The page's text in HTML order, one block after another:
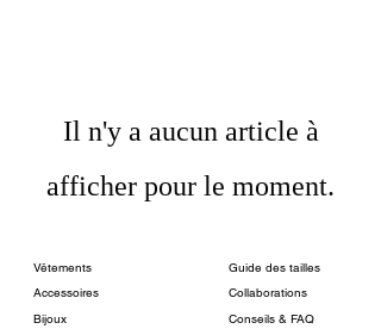
Il n'y a aucun article à
afficher pour le moment.
Vêtements
Accessoires
Bijoux
Guide des tailles
Collaborations
Conseils & FAQ